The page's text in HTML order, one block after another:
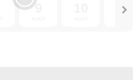
9 11